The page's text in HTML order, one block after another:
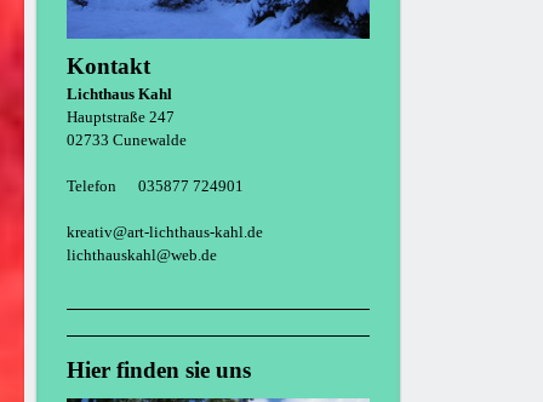
Kontakt
Lichthaus Kahl
Hauptstraße 247
02733 Cunewalde
Telefon 035877 724901
kreativ@art-lichthaus-kahl.de
lichthauskahl@web.de
Hier finden sie uns